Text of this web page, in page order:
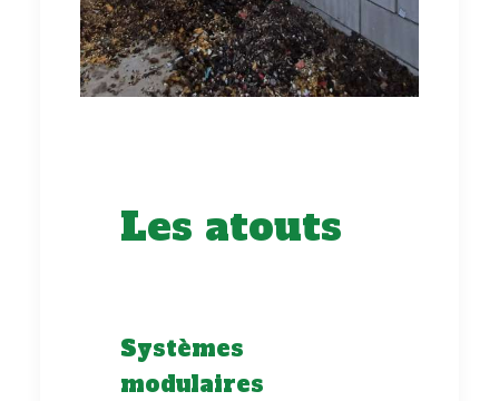
Les atouts
Systèmes
modulaires